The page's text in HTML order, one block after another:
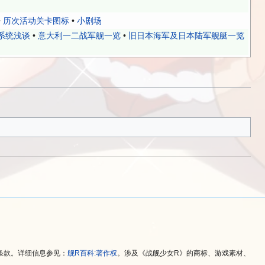
历次活动关卡图标• 小剧场
统浅谈 • 意大利一二战军舰一览• 旧日本海军及日本陆军舰艇一览
。详细信息参见： 舰R百科:著作权。涉及《战舰少女R》的商标、游戏素材、